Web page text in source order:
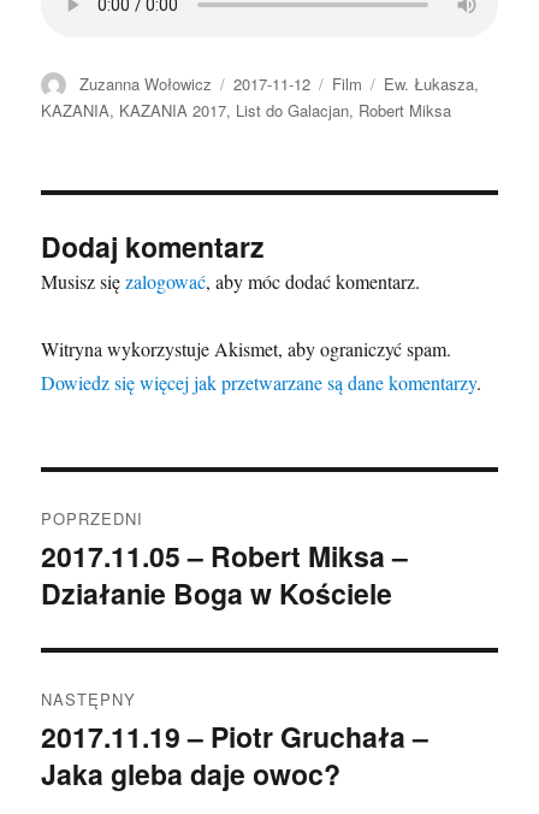
Autor
Zuzanna Wołowicz
Data
publikacji
2017-11-12 Format
Film Kategorie
Ew. Łukasza,
KAZANIA, KAZANIA 2017, List do Galacjan, Robert Miksa
Dodaj komentarz
Musisz sięzalogować, aby móc dodać komentarz.
Witryna wykorzystuje Akismet, aby ograniczyć spam.
Dowiedz się więcej jak przetwarzane są dane komentarzy.
wpisu
POPRZEDNI
Poprzedni
wpis:
2017.11.05 – Robert Miksa –
Działanie Boga w Kościele
NASTĘPNY
Następny
wpis:
2017.11.19 – Piotr Gruchała –
Jaka gleba daje owoc?